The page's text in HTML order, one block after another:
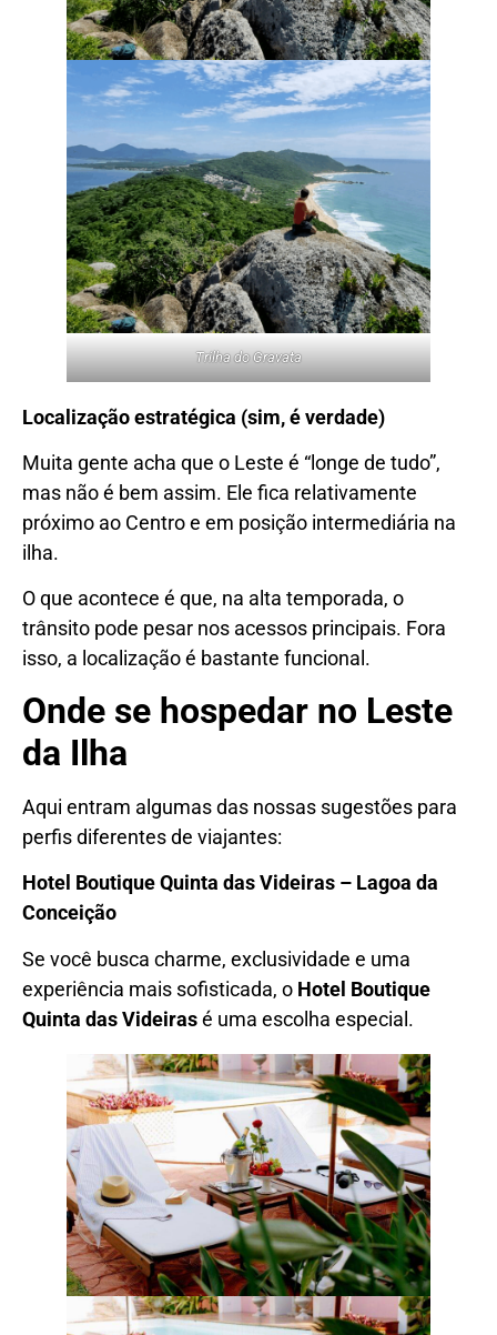
Trilha do Gravata
Localização estratégica (sim, é verdade)
Muita gente acha que o Leste é “longe de tudo”,
mas não é bem assim. Ele fica relativamente
próximo ao Centro e em posição intermediária na
ilha.
O que acontece é que, na alta temporada, o
trânsito pode pesar nos acessos principais. Fora
isso, a localização é bastante funcional.
Onde se hospedar no Leste
da Ilha
Aqui entram algumas das nossas sugestões para
perfis diferentes de viajantes:
Hotel Boutique Quinta das Videiras – Lagoa da
Conceição
Se você busca charme, exclusividade e uma
experiência mais sofisticada, o Hotel Boutique
Quinta das Videirasé uma escolha especial.